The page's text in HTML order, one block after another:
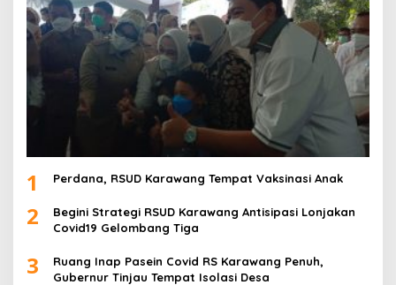
1 Perdana, RSUD Karawang Tempat Vaksinasi Anak
2
Begini Strategi RSUD Karawang Antisipasi Lonjakan
Covid19 Gelombang Tiga
3
Ruang Inap Pasein Covid RS Karawang Penuh,
Gubernur Tinjau Tempat Isolasi Desa